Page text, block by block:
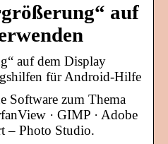
auf
auf dem Display
für Android-Hilfe
Software zum Thema
· GIMP · Adobe
– Photo Studio.